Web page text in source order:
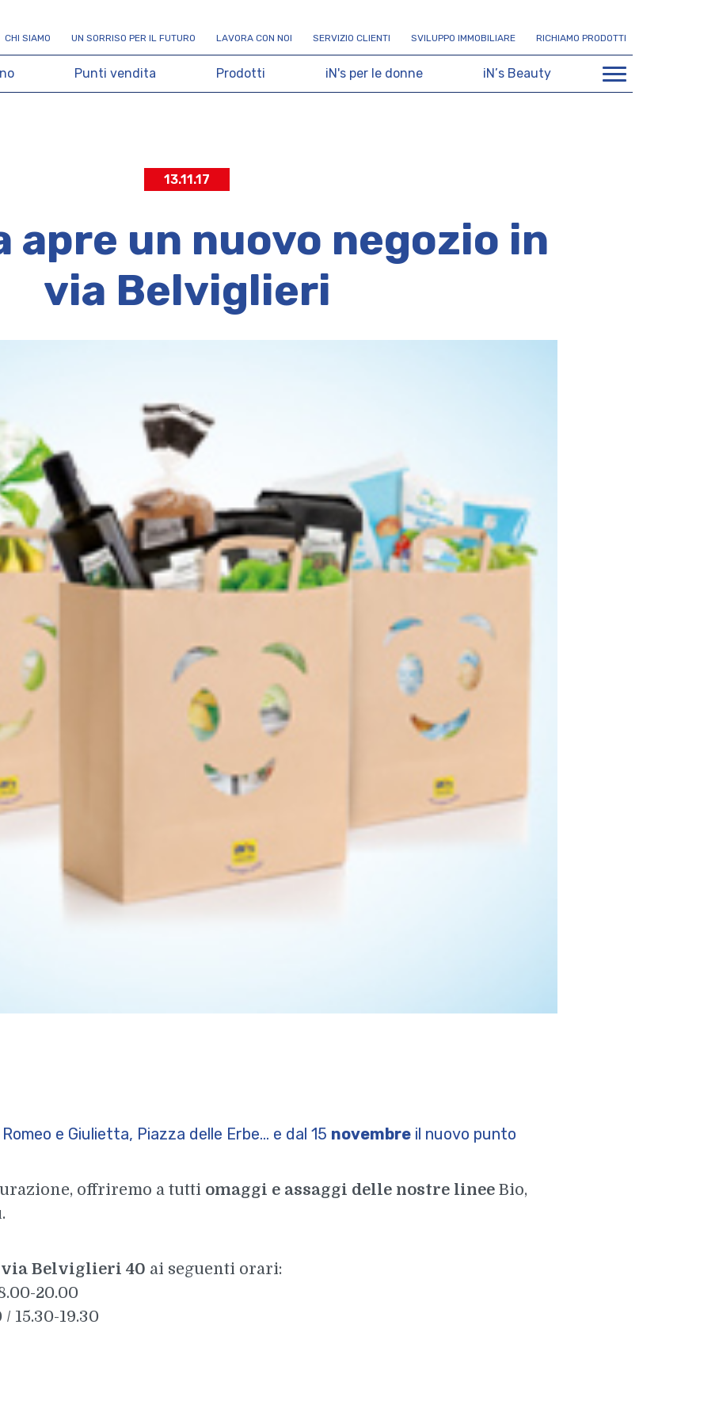
CHI SIAMO UN SORRISO PER IL FUTURO LAVORA CON NOI SERVIZIO CLIENTI SVILUPPO IMMOBILIARE RICHIAMO PRODOTTI
no Punti vendita Prodotti iN's per le donne iN’s Beauty
13.11.17
apre un nuovo negozio in
via Belviglieri
e Giulietta, Piazza delle Erbe... e dal 15 novembreil nuovo punto
offriremo a tutti omaggi e assaggi delle nostre lineeBio,
via Belviglieri 40 ai seguenti orari:
20.00
15.30-19.30